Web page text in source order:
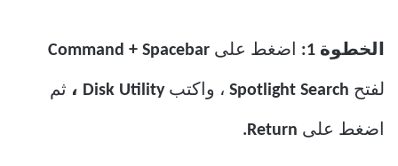
الخطوة 1: اضغط على
لفتح Spotlight Search ، واكتب Disk Utility ، ثم
اضغط على Return.